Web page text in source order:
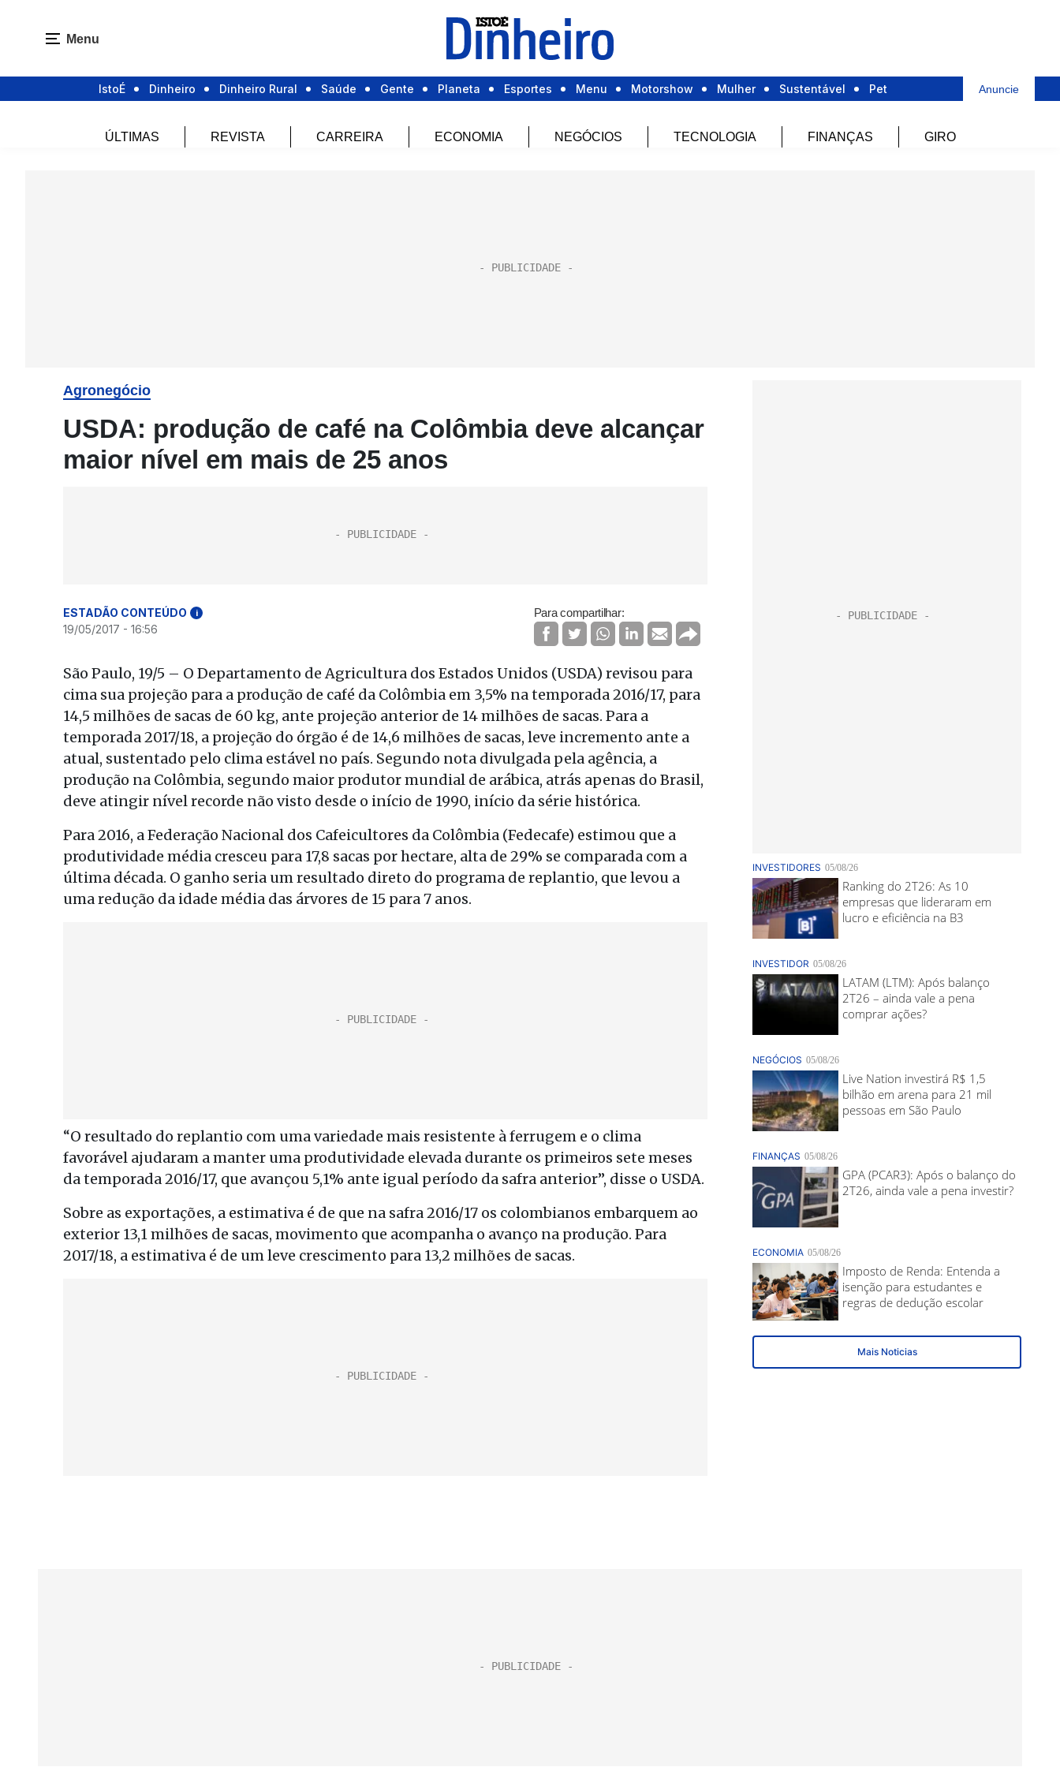
Menu
IstoÉ Dinheiro Dinheiro Rural Saúde Gente Planeta Esportes Menu Motorshow Mulher Sustentável Pet Anuncie
ÚLTIMAS REVISTA CARREIRA ECONOMIA NEGÓCIOS TECNOLOGIA FINANÇAS GIRO
Agronegócio
USDA: produção de café na Colômbia deve alcançar
maior nível em mais de 25 anos
ESTADÃO CONTEÚDO i
19/05/2017 - 16:56
Para compartilhar:
São Paulo, 19/5 – O Departamento de Agricultura dos Estados Unidos (USDA) revisou para
cima sua projeção para a produção de café da Colômbia em 3,5% na temporada 2016/17, para
14,5 milhões de sacas de 60 kg, ante projeção anterior de 14 milhões de sacas. Para a
temporada 2017/18, a projeção do órgão é de 14,6 milhões de sacas, leve incremento ante a
atual, sustentado pelo clima estável no país. Segundo nota divulgada pela agência, a
produção na Colômbia, segundo maior produtor mundial de arábica, atrás apenas do Brasil,
deve atingir nível recorde não visto desde o início de 1990, início da série histórica.
Para 2016, a Federação Nacional dos Cafeicultores da Colômbia (Fedecafe) estimou que a
produtividade média cresceu para 17,8 sacas por hectare, alta de 29% se comparada com a
última década. O ganho seria um resultado direto do programa de replantio, que levou a
uma redução da idade média das árvores de 15 para 7 anos.
“O resultado do replantio com uma variedade mais resistente à ferrugem e o clima
favorável ajudaram a manter uma produtividade elevada durante os primeiros sete meses
da temporada 2016/17, que avançou 5,1% ante igual período da safra anterior”, disse o USDA.
Sobre as exportações, a estimativa é de que na safra 2016/17 os colombianos embarquem ao
exterior 13,1 milhões de sacas, movimento que acompanha o avanço na produção. Para
2017/18, a estimativa é de um leve crescimento para 13,2 milhões de sacas.